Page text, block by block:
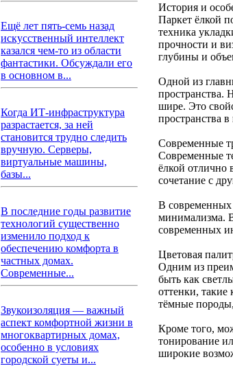
Ещё лет пять-семь назад
искусственный интеллект
казался чем-то из области
фантастики. Обсуждали его
в основном в...
Когда ИТ-инфраструктура
разрастается, за ней
становится трудно следить
вручную. Серверы,
виртуальные машины,
базы...
В последние годы развитие
технологий существенно
изменило подход к
обеспечению комфорта в
частных домах.
Современные...
Звукоизоляция — важный
аспект комфортной жизни в
многоквартирных домах,
особенно в условиях
городской суеты и...
История и
Паркет ёлкой
техника
прочности и
глубины и
Одной из
пространства.
шире. Это
пространства в
Современные
Современные
ёлкой отлично
сочетание с
В современных
минимализма. В
современных
Цветовая
Одним из
быть как
оттенки, такие
тёмные породы,
Кроме того,
тонирование
широкие